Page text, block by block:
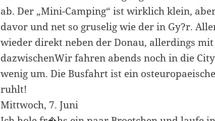
ab. Der „Mini-Camping“ ist wirklich klein,
davor und net so gruselig wie der in Gy?r.
wieder direkt neben der Donau, allerdings
dazwischenWir fahren abends noch in die
wenig um. Die Busfahrt ist ein
ruhlt!
Mittwoch, 7. Juni